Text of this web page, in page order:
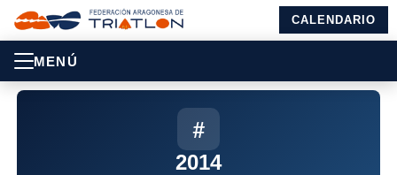
CALENDARIO
MENÚ
#
2014